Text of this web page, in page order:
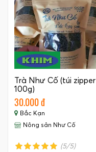
Trà Như Cố (túi zipper
100g)
30.000 đ
Bắc Kạn
Nông sản Như Cố
(5/5)